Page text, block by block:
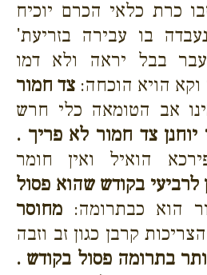
כרת כלאי הכרם יוכיח
בו עבירה בזריעת'
בבל יראה ולא דמו
הויא הוכחה: צד חמור
אב הטומאה כלי חרש
יוחנן צד חמור לא פריך .
הואיל ואין חומר
לרביעי בקודש שהוא פסול
הוא כבתרומה: מחוסר
קרבן כגון זב וזבה
בתרומה פסול בקודש .